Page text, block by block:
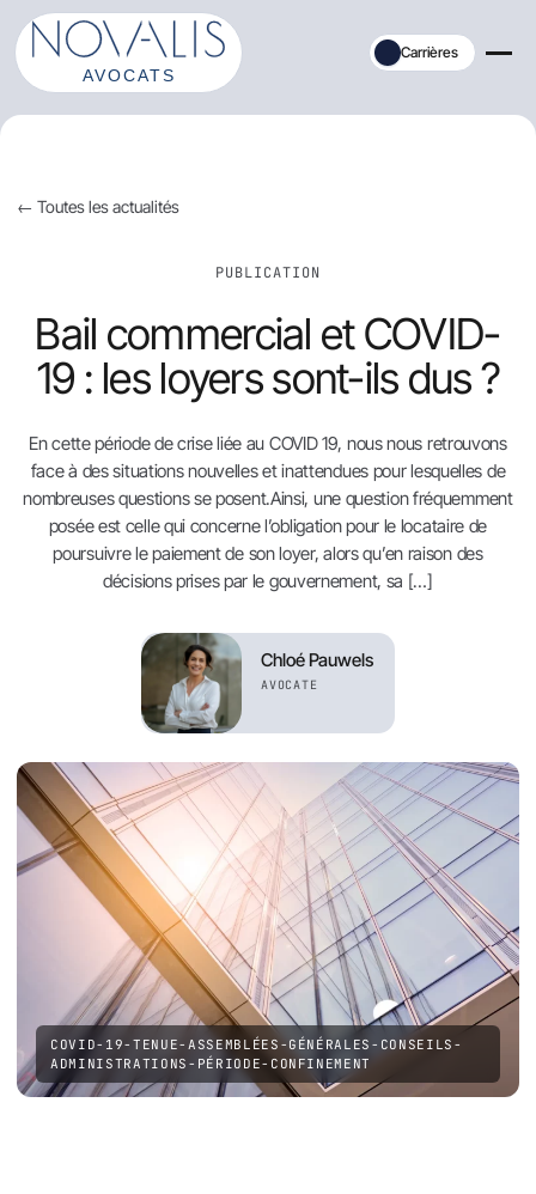
Aller
au
contenu
Carrières
← Toutes les actualités
PUBLICATION
Bail commercial et COVID-
19 : les loyers sont-ils dus ?
En cette période de crise liée au COVID 19, nous nous retrouvons
face à des situations nouvelles et inattendues pour lesquelles de
nombreuses questions se posent.Ainsi, une question fréquemment
posée est celle qui concerne l’obligation pour le locataire de
poursuivre le paiement de son loyer, alors qu’en raison des
décisions prises par le gouvernement, sa […]
Chloé Pauwels
AVOCATE
COVID-19-TENUE-ASSEMBLÉES-GÉNÉRALES-CONSEILS-
ADMINISTRATIONS-PÉRIODE-CONFINEMENT